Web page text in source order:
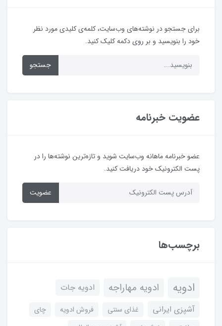
برای جستجو در نوشته‌های وب‌سایت، کلمه‌ی کلیدی مورد نظر
خود را بنویسید و بر روی دکمه کلیک کنید.
جستجو
عضویت خبرنامه
عضو خبرنامه ماهانه وب‌سایت شوید و تازه‌ترین نوشته‌ها را در
پست الکترونیک خود دریافت کنید.
عضویت
برچسب‌ها
ادویه ادویه مهاراجه
ادویه جات
آشپزی ایرانی
غذای سنتی فروش ادویه
چای